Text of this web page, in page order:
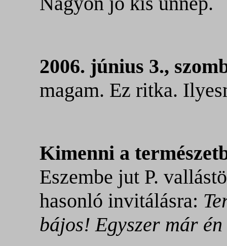
2006. június 3.,
magam. Ez ritka.
Kimenni a
Eszembe jut P.
hasonló invitálásra:
bájos! Egyszer már